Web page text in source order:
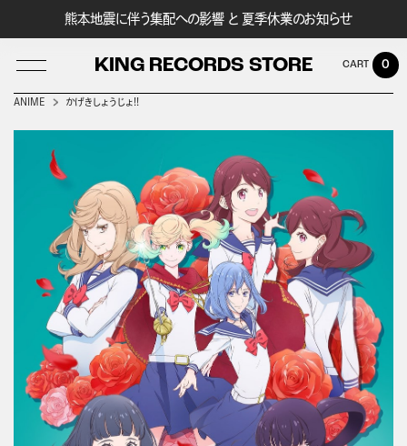
熊本地震に伴う集配への影響 と 夏季休業のお知らせ
KING RECORDS STORE
LOG IN
0
ANIME かげきしょうじょ!!